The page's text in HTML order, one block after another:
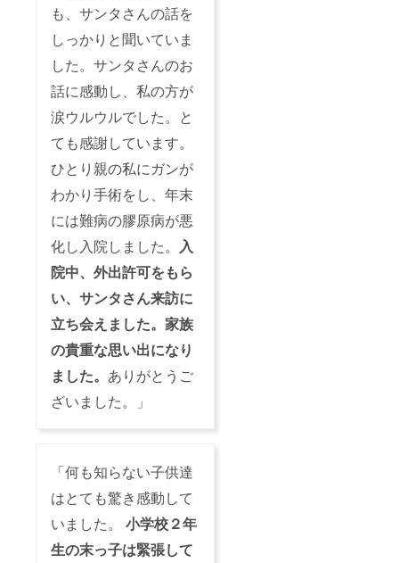
も、サンタさんの話を
しっかりと聞いていま
した。サンタさんのお
話に感動し、私の方が
涙ウルウルでした。と
ても感謝しています。
ひとり親の私にガンが
わかり手術をし、年末
には難病の膠原病が悪
化し入院しました。 入
院中、外出許可をもら
い、サンタさん来訪に
立ち会えました。家族
の貴重な思い出になり
ました。 ありがとうご
ざいました。」
「何も知らない子供達
はとても驚き感動して
いました。 小学校２年
生の末っ子は緊張して